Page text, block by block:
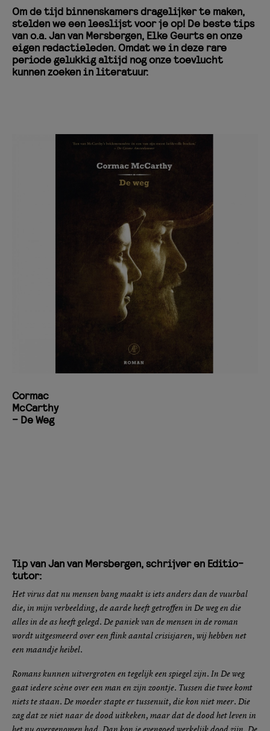
Om de tijd binnenskamers dragelijker te maken,
stelden we een leeslijst voor je op! De beste tips
van o.a. Jan van Mersbergen, Elke Geurts en onze
eigen redactieleden. Omdat we in deze rare
periode gelukkig altijd nog onze toevlucht
kunnen zoeken in literatuur.
Cormac
McCarthy
– De Weg
Tip van Jan van Mersbergen, schrijver en Editio-
tutor:
Het virus dat nu mensen bang maakt is iets anders dan de vuurbal
die, in mijn verbeelding, de aarde heeft getroffen in De weg en die
alles in de as heeft gelegd. De paniek van de mensen in de roman
wordt uitgesmeerd over een flink aantal crisisjaren, wij hebben net
een maandje heibel.
Romans kunnen uitvergroten en tegelijk een spiegel zijn. In De weg
gaat iedere scène over een man en zijn zoontje. Tussen die twee komt
niets te staan. De moeder stapte er tussenuit, die kon niet meer. Die
zag dat ze niet naar de dood uitkeken, maar dat de dood het leven in